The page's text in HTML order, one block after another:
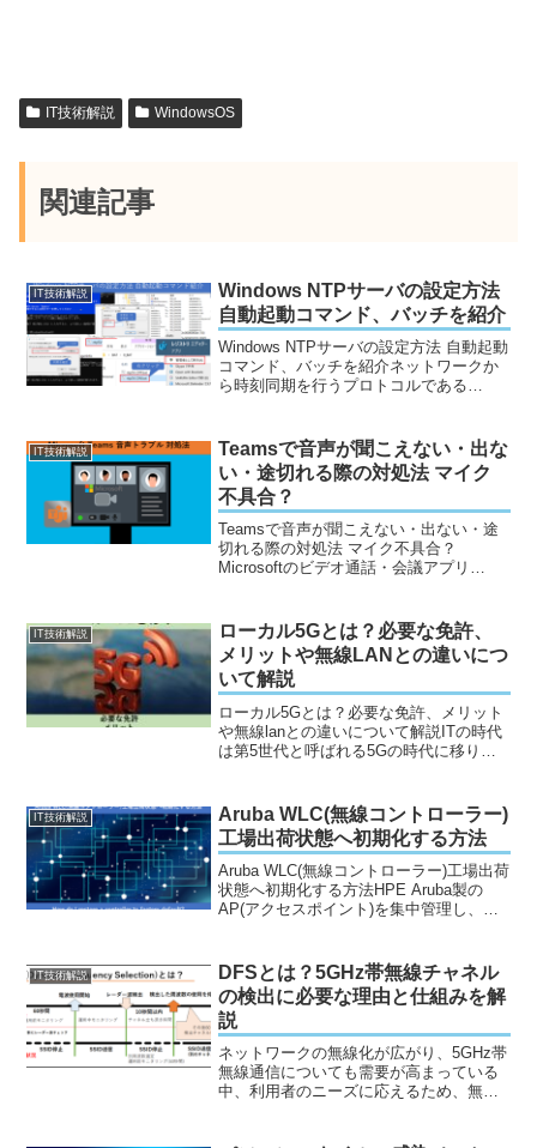
IT技術解説 WindowsOS
関連記事
IT技術解説
Windows NTPサーバの設定方法
自動起動コマンド、バッチを紹介
Windows NTPサーバの設定方法 自動起動
コマンド、バッチを紹介ネットワークか
ら時刻同期を行うプロトコルである
場合や、ローカルネットワーク環境での
NTPク...
IT技術解説
Teamsで音声が聞こえない・出な
い・途切れる際の対処法 マイク
不具合？
Teamsで音声が聞こえない・出ない・途
切れる際の対処法 マイク不具合？
Microsoftのビデオ通話・会議アプリ
Microsoft公式のコミュニティなどからま
とめ...
IT技術解説
ローカル5Gとは？必要な免許、
メリットや無線LANとの違いにつ
いて解説
ローカル5Gとは？必要な免許、メリット
や無線lanとの違いについて解説ITの時代
は第5世代と呼ばれる5Gの時代に移り変
能なローカル5Gは、既に取り入れている
企業は数多...
IT技術解説
Aruba WLC(無線コントローラー)
工場出荷状態へ初期化する方法
Aruba WLC(無線コントローラー)工場出荷
状態へ初期化する方法HPE Aruba製の
AP(アクセスポイント)を集中管理し、稼
ーラーを、工...
IT技術解説
DFSとは？5GHz帯無線チャネル
の検出に必要な理由と仕組みを解
説
ネットワークの無線化が広がり、5GHz帯
無線通信についても需要が高まっている
中、利用者のニーズに応えるため、無線